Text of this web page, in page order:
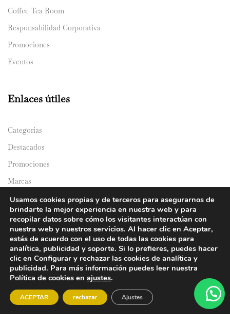
Coffee Tea Room
Responsabilidad Corporativa
Promociones
Eventos
Enlaces útiles
Categorías
Destacados
Promociones
Marcas
Catálogos
Domicilios
© 2024 Y&Y Asian Market. All rights reserved.
Usamos cookies propias y de terceros para asegurarnos de
brindarte la mejor experiencia en nuestra web y para
recopilar datos sobre cómo los visitantes interactúan con
nuestra web y nuestros servicios. Al hacer clic en Aceptar,
estás de acuerdo con el uso de todas las cookies para
analítica, publicidad y soporte. Si lo prefieres, puedes hacer
clic en Configurar y rechazar las cookies de analítica y
publicidad. Para más información puedes leer nuestra
Política de cookies en ajustes.
ACEPTAR rechazar Ajustes